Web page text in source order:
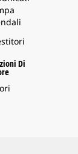
Di